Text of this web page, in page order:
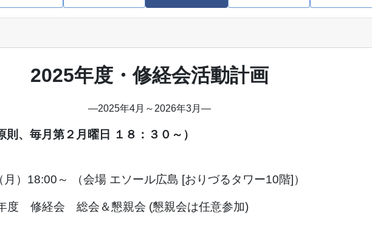
2025年度・修経会活動計画
―2025年4月～2026年3月―
則、毎月第２月曜日 １８：３０～）
）18:00～ （会場 エソール広島 [おりづるタワー10階]）
度 修経会 総会＆懇親会 (懇親会は任意参加)